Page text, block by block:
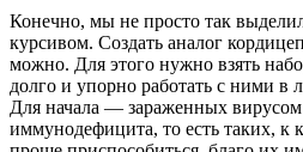
Конечно, мы не просто так
курсивом. Создать аналог
можно. Для этого нужно взять
долго и упорно работать с ними в
Для начала — зараженных вирусом
иммунодефицита, то есть таких, к